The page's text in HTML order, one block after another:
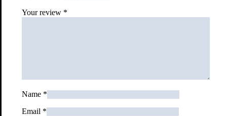
Your review *
Name *
Email *